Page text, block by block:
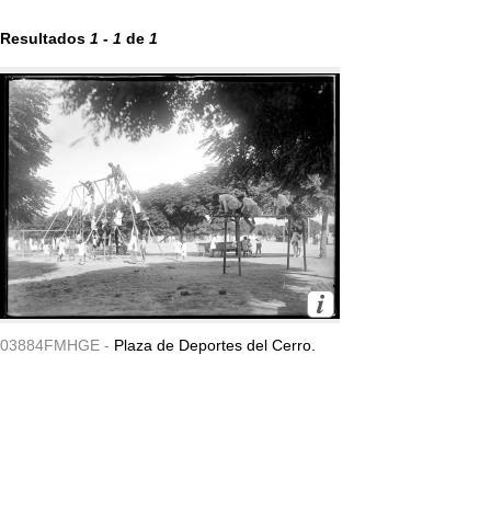
Resultados 1 - 1 de 1
03884FMHGE - Plaza de Deportes del Cerro.